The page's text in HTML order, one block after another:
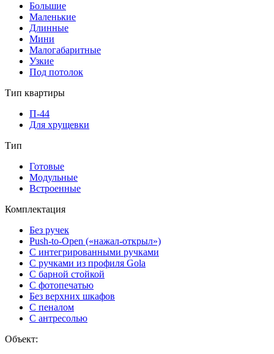
Большие
Маленькие
Длинные
Мини
Малогабаритные
Узкие
Под потолок
Тип квартиры
П-44
Для хрущевки
Тип
Готовые
Модульные
Встроенные
Комплектация
Без ручек
Push-to-Open («нажал-открыл»)
С интегрированными ручками
С ручками из профиля Gola
С барной стойкой
С фотопечатью
Без верхних шкафов
С пеналом
С антресолью
Объект: